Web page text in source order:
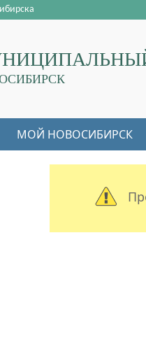
МОЙ НОВОСИБИРСК